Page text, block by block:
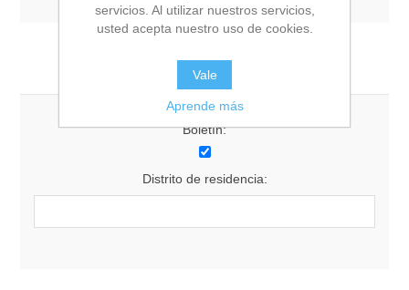
Opciones
Boletín:
Distrito de residencia:
servicios. Al utilizar nuestros servicios,
usted acepta nuestro uso de cookies.
Vale
Aprende más